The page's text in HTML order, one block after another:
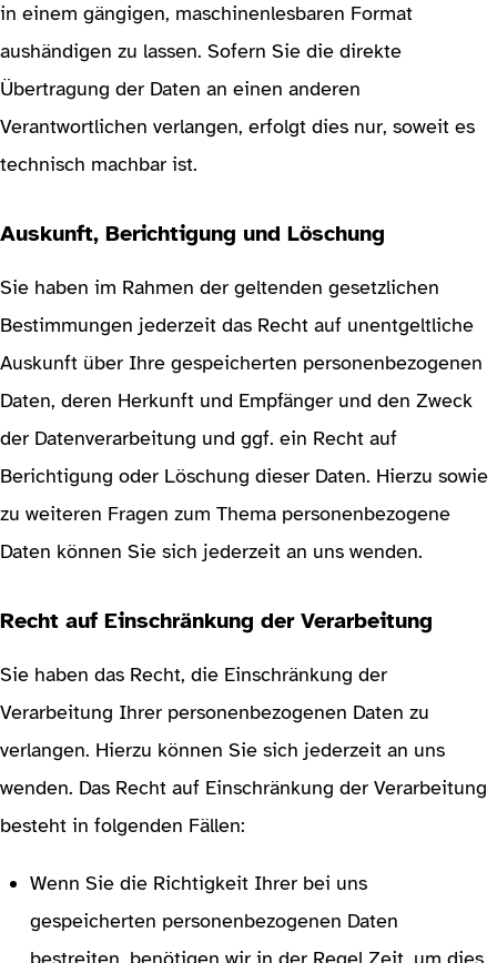
in einem gängigen, maschinenlesbaren Format
aushändigen zu lassen. Sofern Sie die direkte
Übertragung der Daten an einen anderen
Verantwortlichen verlangen, erfolgt dies nur, soweit es
technisch machbar ist.
Auskunft, Berichtigung und Löschung
Sie haben im Rahmen der geltenden gesetzlichen
Bestimmungen jederzeit das Recht auf unentgeltliche
Auskunft über Ihre gespeicherten personenbezogenen
Daten, deren Herkunft und Empfänger und den Zweck
der Datenverarbeitung und ggf. ein Recht auf
Berichtigung oder Löschung dieser Daten. Hierzu sowie
zu weiteren Fragen zum Thema personenbezogene
Daten können Sie sich jederzeit an uns wenden.
Recht auf Einschränkung der Verarbeitung
Sie haben das Recht, die Einschränkung der
Verarbeitung Ihrer personenbezogenen Daten zu
verlangen. Hierzu können Sie sich jederzeit an uns
wenden. Das Recht auf Einschränkung der Verarbeitung
besteht in folgenden Fällen:
Wenn Sie die Richtigkeit Ihrer bei uns
gespeicherten personenbezogenen Daten